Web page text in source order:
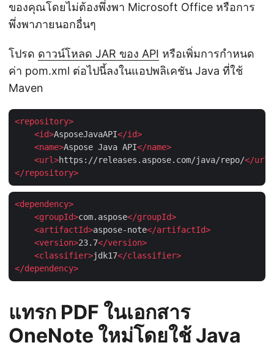
ของคุณโดยไม่ต้องพึ่งพา Microsoft Office หรือการ
พึ่งพาภายนอกอื่นๆ
โปรด ดาวน์โหลด JAR ของ API หรือเพิ่มการกำหนด
ค่า pom.xml ต่อไปนี้ลงในแอปพลิเคชัน Java ที่ใช้
Maven
<repository>
<id>AsposeJavaAPI</id>
<name>Aspose Java API</name>
<url>https://releases.aspose.com/java/repo/</url
</repository>
<dependency>
<groupId>com.aspose</groupId>
<artifactId>aspose-note</artifactId>
<version>23.7</version>
<classifier>jdk17</classifier>
</dependency>
แทรก PDF ในเอกสาร
OneNote ใหม่โดยใช้ Java